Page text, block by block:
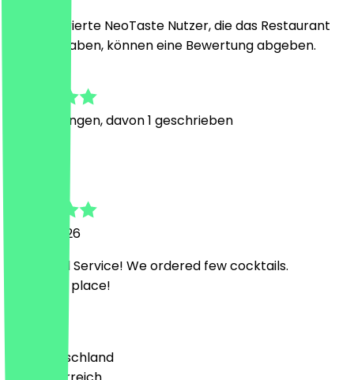
Nur registrierte NeoTaste Nutzer, die das Restaurant
besucht haben, können eine Bewertung abgeben.
Bewertungen, davon 1 geschrieben
13. Juni 2026
Very good Service! We ordered few cocktails.
Awesome place!
🇩🇪 Deutschland